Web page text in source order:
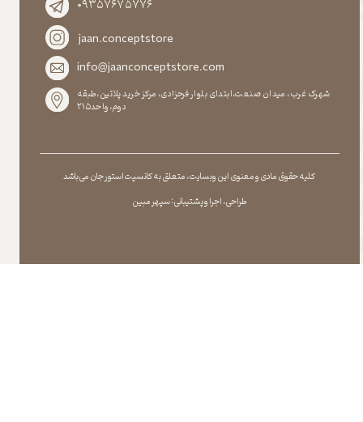
کلیه حقوق مادی و معنوی این وبسایت ، متعلق به کانسپت استور جان می باشد
طراحی ، اجرا و پشتیبانی : سپهر مبین
۰۹۳۵۷۶۷۵۷۷۶
jaan.conceptstore
info@jaanconceptstore.com
شهرک غرب، میدان صنعت،ابتدای بلوار فرحزادی، مرکز خرید پلاتین،طبقه
دوم،واحد۲۱۵